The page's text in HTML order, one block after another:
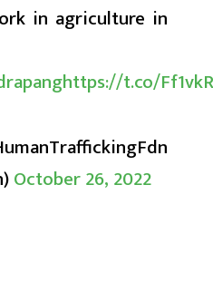
in agriculture in
https://t.co/
October 26, 2022